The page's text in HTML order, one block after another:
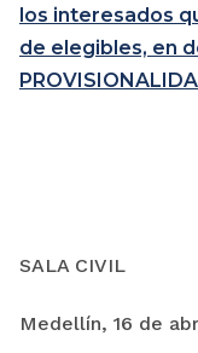
los interesados
de elegibles, en
SALA CIVIL
Medellín, 16 de